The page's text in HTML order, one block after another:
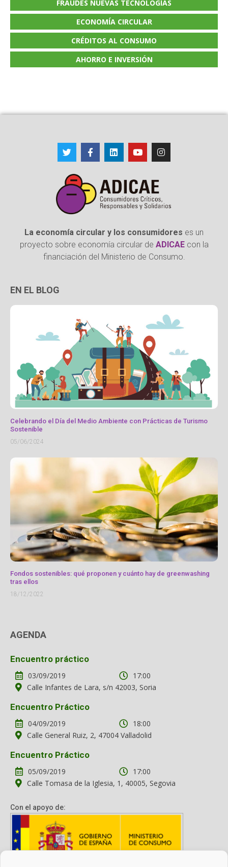
FRAUDES NUEVAS TECNOLOGÍAS
ECONOMÍA CIRCULAR
CRÉDITOS AL CONSUMO
AHORRO E INVERSIÓN
La economía circular y los consumidores es un
proyecto sobre economía circular de ADICAEcon la
financiación del Ministerio de Consumo.
EN EL BLOG
Celebrando el Día del Medio Ambiente con Prácticas de Turismo
Sostenible
05/06/2024
Fondos sostenibles: qué proponen y cuánto hay de greenwashing
tras ellos
18/12/2022
AGENDA
Encuentro práctico
03/09/2019
17:00
Calle Infantes de Lara, s/n 42003, Soria
Encuentro Práctico
04/09/2019
18:00
Calle General Ruiz, 2, 47004 Valladolid
Encuentro Práctico
05/09/2019
17:00
Calle Tomasa de la Iglesia, 1, 40005, Segovia
Con el apoyo de: